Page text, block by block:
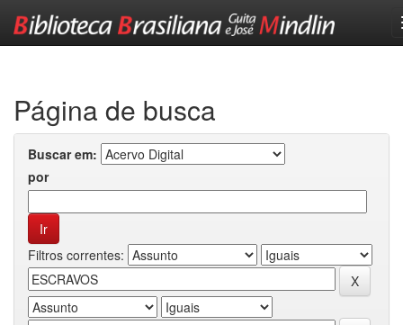
Página de busca
Buscar em:
por
Filtros correntes: